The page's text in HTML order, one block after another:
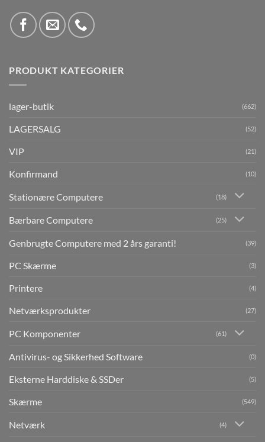
PRODUKT KATEGORIER
lager-butik (662)
LAGERSALG (52)
VIP (21)
Konfirmand (10)
Stationære Computere (18)
Bærbare Computere (25)
Genbrugte Computere med 2 års garanti! (39)
PC Skærme (3)
Printere (4)
Netværksprodukter (27)
PC Komponenter (61)
Antivirus- og Sikkerhed Software (0)
Eksterne Harddiske & SSDer (5)
Skærme (549)
Netværk (4)